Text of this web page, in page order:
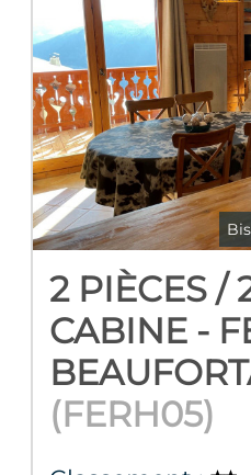
2 PIÈCES /
CABINE -
(FERH05)